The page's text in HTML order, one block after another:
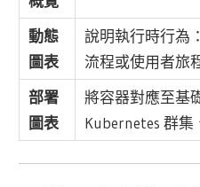
動態
圖表
說明執行時行為
流程或使用者旅
部署
圖表
將容器對應至基
Kubernetes 群集